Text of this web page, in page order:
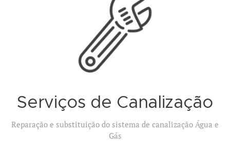
Serviços de Canalização
Reparação e substituição do sistema de canalização Água e
Gás